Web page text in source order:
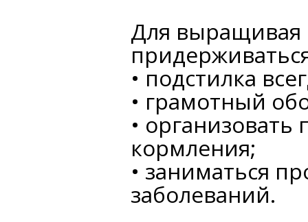
Для выращивая
• подстилка
• грамотный
•
кормления;
• заниматься
заболеваний.